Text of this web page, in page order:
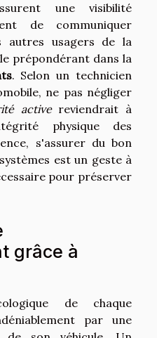
une visibilité
de communiquer
autres usagers de la
prépondérant dans la
. Selon un technicien
ne pas négliger
activereviendrait à
physique des
s'assurer du bon
est un geste à
pour préserver
grâce à
de chaque
par une